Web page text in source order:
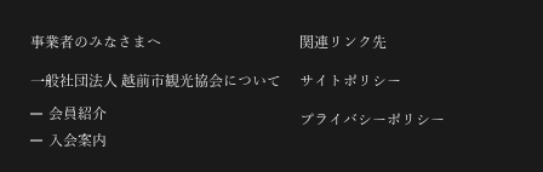
事業者のみなさまへ
一般社団法人 越前市観光協会について
会員紹介
入会案内
関連リンク先
サイトポリシー
プライバシーポリシー